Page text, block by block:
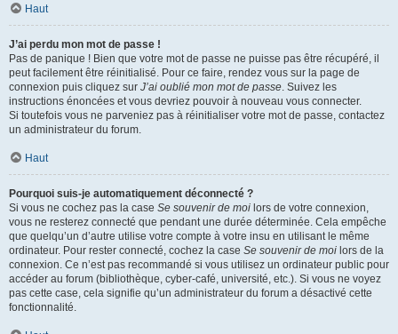
Haut
J’ai perdu mon mot de passe !
Pas de panique ! Bien que votre mot de passe ne puisse pas être récupéré, il
peut facilement être réinitialisé. Pour ce faire, rendez vous sur la page de
connexion puis cliquez sur J’ai oublié mon mot de passe. Suivez les
instructions énoncées et vous devriez pouvoir à nouveau vous connecter.
Si toutefois vous ne parveniez pas à réinitialiser votre mot de passe, contactez
un administrateur du forum.
Haut
Pourquoi suis-je automatiquement déconnecté ?
Si vous ne cochez pas la case Se souvenir de moi lors de votre connexion,
vous ne resterez connecté que pendant une durée déterminée. Cela empêche
que quelqu’un d’autre utilise votre compte à votre insu en utilisant le même
ordinateur. Pour rester connecté, cochez la case Se souvenir de moi lors de la
connexion. Ce n’est pas recommandé si vous utilisez un ordinateur public pour
accéder au forum (bibliothèque, cyber-café, université, etc.). Si vous ne voyez
pas cette case, cela signifie qu’un administrateur du forum a désactivé cette
fonctionnalité.